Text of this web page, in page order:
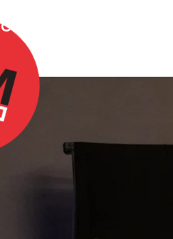
Over Omdenken